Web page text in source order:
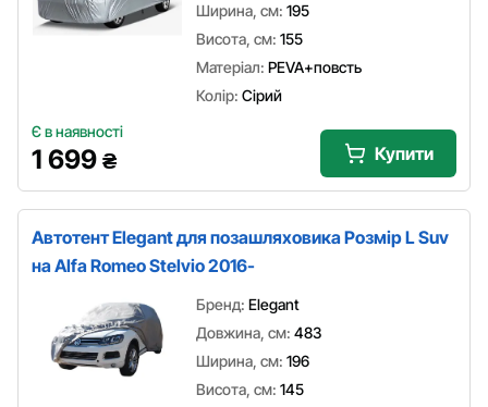
Ширина, см: 195
Висота, см: 155
Матеріал: PEVA+повсть
Колір: Сірий
Є в наявності
1 699 ₴ Купити
Автотент Elegant для позашляховика Розмір L Suv
на Alfa Romeo Stelvio 2016-
Бренд: Elegant
Довжина, см: 483
Ширина, см: 196
Висота, см: 145